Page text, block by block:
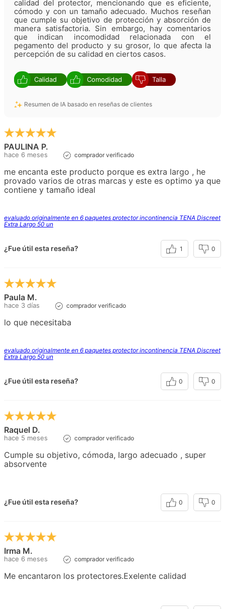
calidad del protector, mencionando que es eficiente,
cómodo y con un tamaño adecuado. Muchos reseñan
que cumple su objetivo de protección y absorción de
manera satisfactoria. Sin embargo, hay comentarios
que indican incomodidad relacionada con el
pegamento del producto y su grosor, lo que afecta la
percepción de su calidad en ciertos casos.
Calidad Comodidad Talla
Resumen de IA basado en reseñas de clientes
PAULINA P.
hace 6 meses comprador verificado
me encanta este producto porque es extra largo , he
provado varios de otras marcas y este es optimo ya que
contiene y tamaño ideal
evaluado originalmente en 6 paquetes protector incontinencia TENA Discreet
Extra Largo 50 un
¿Fue útil esta reseña? 1 0
Paula M.
hace 3 días comprador verificado
lo que necesitaba
evaluado originalmente en 6 paquetes protector incontinencia TENA Discreet
Extra Largo 50 un
¿Fue útil esta reseña? 0 0
Raquel D.
hace 5 meses comprador verificado
Cumple su objetivo, cómoda, largo adecuado , super
absorvente
¿Fue útil esta reseña? 0 0
Irma M.
hace 6 meses comprador verificado
Me encantaron los protectores.Exelente calidad